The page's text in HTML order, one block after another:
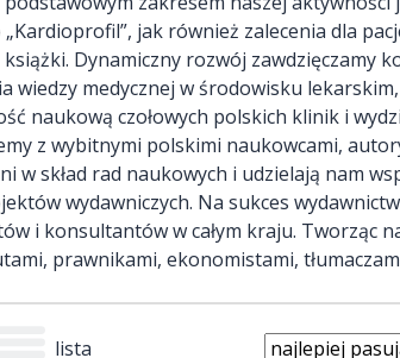
jak również zalecenia dla
Dynamiczny rozwój zawdzięczamy
wiedzy medycznej w środowisku
naukową czołowych polskich klinik i
z wybitnymi polskimi naukowcami,
w skład rad naukowych i udzielają nam
wydawniczych. Na sukces
i konsultantów w całym kraju. Tworząc
prawnikami, ekonomistami,
lista